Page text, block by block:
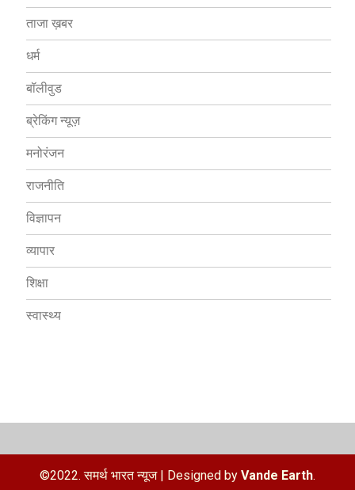
ताजा ख़बर
धर्म
बॉलीवुड
ब्रेकिंग न्यूज़
मनोरंजन
राजनीति
विज्ञापन
व्यापार
शिक्षा
स्वास्थ्य
©2022. समर्थ भारत न्यूज | Designed by Vande Earth.